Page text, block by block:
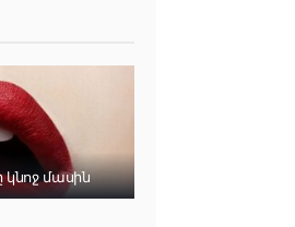
կնոջ մասին